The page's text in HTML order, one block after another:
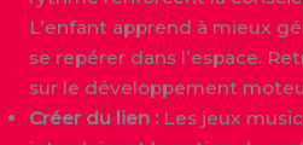
L’enfant apprend à mieux
se repérer dans l’espace.
sur le développement
Créer du lien :Les jeux